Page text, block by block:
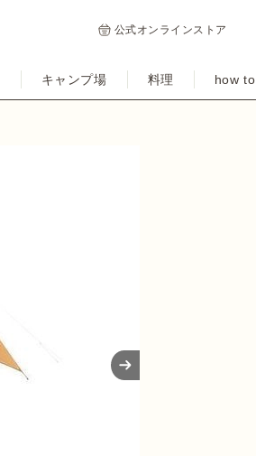
公式オンラインストア
キャンプ場 料理 how to